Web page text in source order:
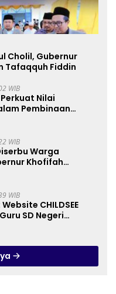
Cholil, Gubernur
Tafaqquh Fiddin
WIB
Nilai
Pembinaan
WIB
Warga
Khofifah
WIB
CHILDSEE
SD Negeri